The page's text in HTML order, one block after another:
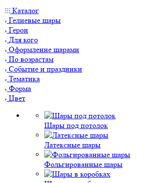
Каталог
Гелиевые шары
Герои
Для кого
Оформление шарами
По возрастам
Событие и праздники
Тематика
Форма
Цвет
Шары под потолок
Латексные шары
Фольгированные шары